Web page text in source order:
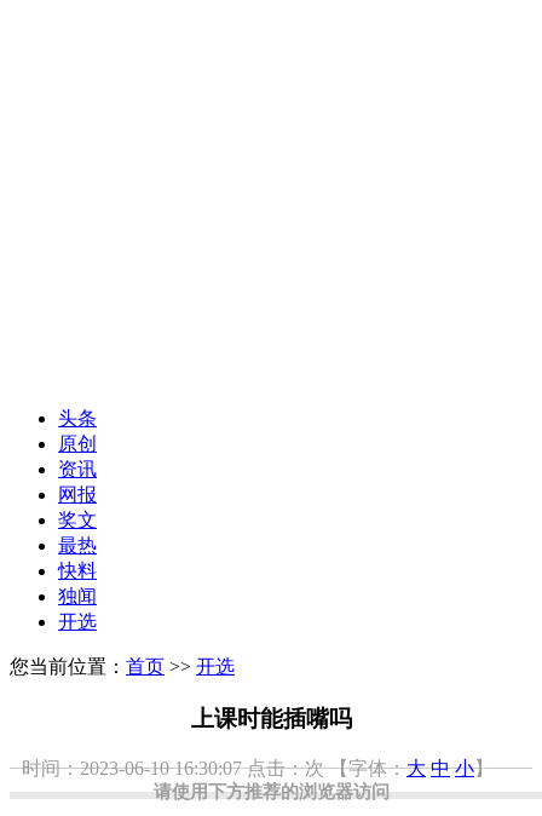
请使用下方推荐的浏览器访问
头条
原创
资讯
网报
奖文
最热
快料
独闻
开选
您当前位置： 首页 >> 开选
上课时能插嘴吗
时间：2023-06-10 16:30:07点击：次 【字体：大 中 小】